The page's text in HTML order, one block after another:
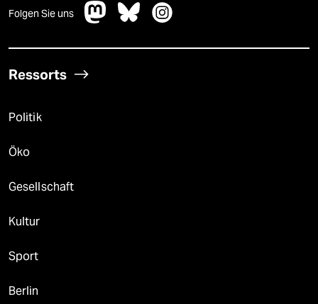
Folgen Sie uns
Ressorts
Politik
Öko
Gesellschaft
Kultur
Sport
Berlin